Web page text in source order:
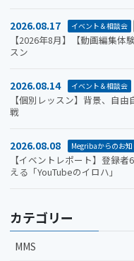
2026.08.17 イベント＆相談会
【2026年8月】【動画編集
スン
2026.08.14 イベント＆相談会
【個別レッスン】背景、自
戦
2026.08.08 Megribaからのお
【イベントレポート】登録
える「YouTubeのイロハ」
カテゴリー
MMS